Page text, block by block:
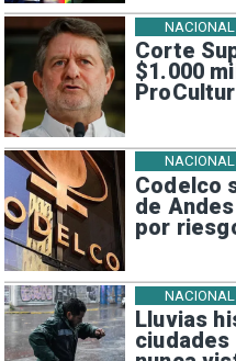
Corte
$1.000
NACIONAL
Codelco
de
por
NACIONAL
Lluvias
ciudades
NACIONAL